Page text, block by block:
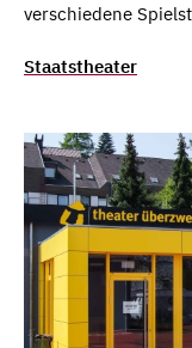
verschiedene
Staatstheater